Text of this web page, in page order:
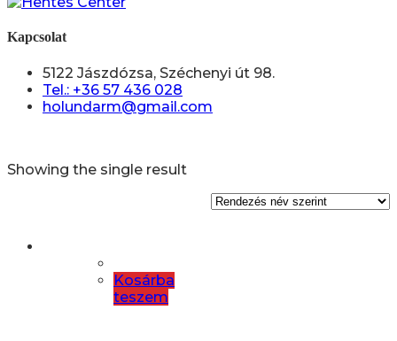
Kapcsolat
5122 Jászdózsa, Széchenyi út 98.
Tel.: +36 57 436 028
holundarm@gmail.com
Showing the single result
Kosárba
teszem